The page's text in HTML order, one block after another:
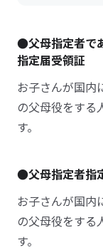
●父母指定者で
指定届受領証
お子さんが国内
の父母役をする
す。
●父母指定者指
お子さんが国内
の父母役をする
す。